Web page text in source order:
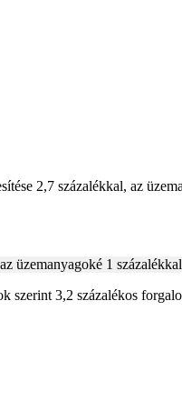
2,7 százalékkal, az
üzemanyagoké 1
szerint 3,2 százalékos